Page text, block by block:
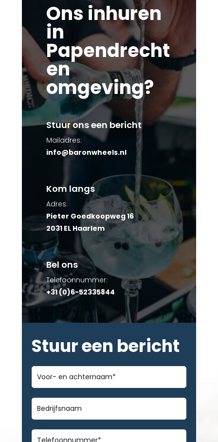
Ons inhuren
in
Papendrecht
en
omgeving?
Stuur ons een bericht
Mailadres:
info@baronwheels.nl
Kom langs
Adres:
Pieter Goedkoopweg 16
2031 EL Haarlem
Bel ons
Telefoonnummer:
+31 (0)6-52335844
Stuur een bericht
Voor-
en
achternaam*
Bedrijfsnaam
Telefoonnummer*